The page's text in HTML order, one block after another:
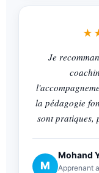
Je
la pédagogie
sont pratiques,
M
Mohand
Apprenant